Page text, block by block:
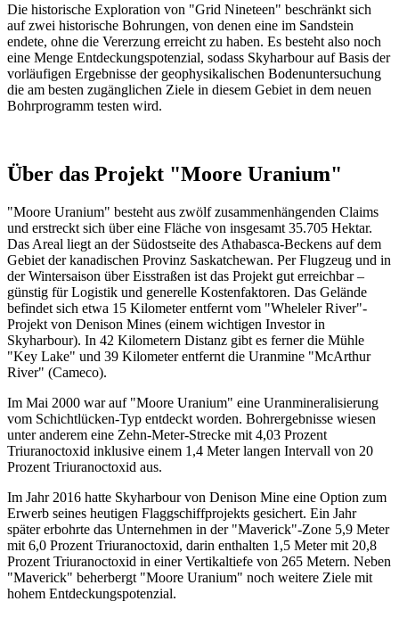
Die historische Exploration von "Grid Nineteen" beschränkt sich
auf zwei historische Bohrungen, von denen eine im Sandstein
endete, ohne die Vererzung erreicht zu haben. Es besteht also noch
eine Menge Entdeckungspotenzial, sodass Skyharbour auf Basis der
vorläufigen Ergebnisse der geophysikalischen Bodenuntersuchung
die am besten zugänglichen Ziele in diesem Gebiet in dem neuen
Bohrprogramm testen wird.
Über das Projekt "Moore Uranium"
"Moore Uranium" besteht aus zwölf zusammenhängenden Claims
und erstreckt sich über eine Fläche von insgesamt 35.705 Hektar.
Das Areal liegt an der Südostseite des Athabasca-Beckens auf dem
Gebiet der kanadischen Provinz Saskatchewan. Per Flugzeug und in
der Wintersaison über Eisstraßen ist das Projekt gut erreichbar –
günstig für Logistik und generelle Kostenfaktoren. Das Gelände
befindet sich etwa 15 Kilometer entfernt vom "Wheleler River"-
Projekt von Denison Mines (einem wichtigen Investor in
Skyharbour). In 42 Kilometern Distanz gibt es ferner die Mühle
"Key Lake" und 39 Kilometer entfernt die Uranmine "McArthur
River" (Cameco).
Im Mai 2000 war auf "Moore Uranium" eine Uranmineralisierung
vom Schichtlücken-Typ entdeckt worden. Bohrergebnisse wiesen
unter anderem eine Zehn-Meter-Strecke mit 4,03 Prozent
Triuranoctoxid inklusive einem 1,4 Meter langen Intervall von 20
Prozent Triuranoctoxid aus.
Im Jahr 2016 hatte Skyharbour von Denison Mine eine Option zum
Erwerb seines heutigen Flaggschiffprojekts gesichert. Ein Jahr
später erbohrte das Unternehmen in der "Maverick"-Zone 5,9 Meter
mit 6,0 Prozent Triuranoctoxid, darin enthalten 1,5 Meter mit 20,8
Prozent Triuranoctoxid in einer Vertikaltiefe von 265 Metern. Neben
"Maverick" beherbergt "Moore Uranium" noch weitere Ziele mit
hohem Entdeckungspotenzial.